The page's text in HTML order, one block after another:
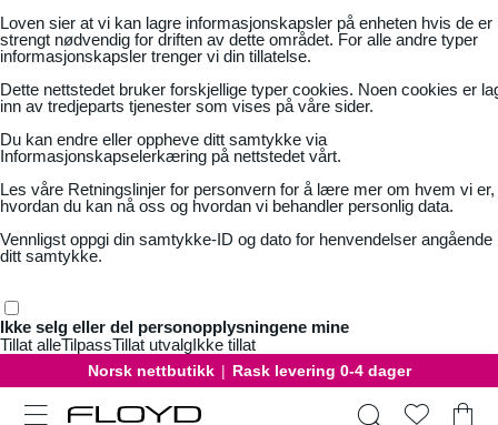
Loven sier at vi kan lagre informasjonskapsler på enheten hvis de er
strengt nødvendig for driften av dette området. For alle andre typer
informasjonskapsler trenger vi din tillatelse.
Dette nettstedet bruker forskjellige typer cookies. Noen cookies er
inn av tredjeparts tjenester som vises på våre sider.
Du kan endre eller oppheve ditt samtykke via
Informasjonskapselerkæring på nettstedet vårt.
Les våre Retningslinjer for personvern for å lære mer om hvem vi er,
hvordan du kan nå oss og hvordan vi behandler personlig data.
Vennligst oppgi din samtykke-ID og dato for henvendelser angående
ditt samtykke.
Ikke selg eller del personopplysningene mine
Tillat alleTilpassTillat utvalgIkke tillat
Norsk nettbutikk | Rask levering 0-4 dager